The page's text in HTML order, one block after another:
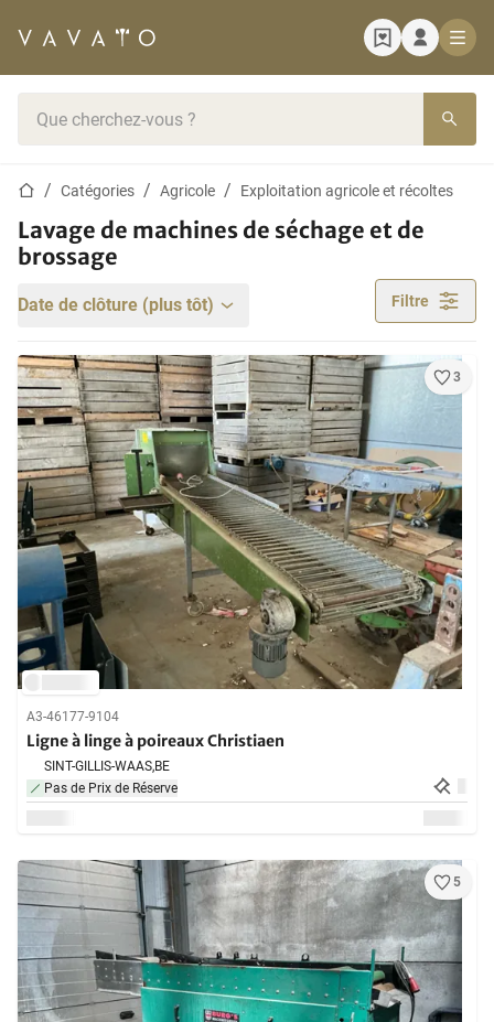
Page d'accueil
Catégories Agricole Exploitation agricole et récoltes
Lavage de machines de séchage et de
brossage
Date de clôture (plus tôt) Filtre
3
A3-46177-9104
Ligne à linge à poireaux Christiaen
SINT-GILLIS-WAAS,BE
Pas de Prix de Réserve
5